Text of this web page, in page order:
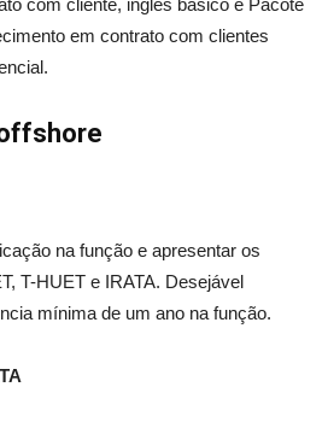
com cliente, inglês básico e Pacote
em contrato com clientes
na função e apresentar os
T-HUET e IRATA. Desejável
mínima de um ano na função.